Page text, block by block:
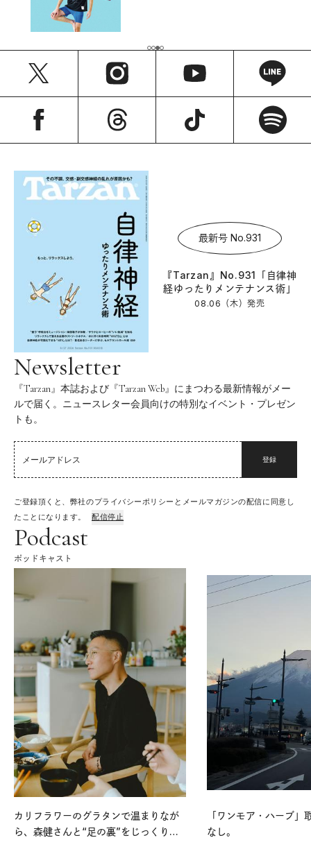
最新号 No.931
『Tarzan』No.931「自律神
経ゆったりメンテナンス術」
08.06（木）発売
Newsletter
『Tarzan』本誌および『Tarzan Web』にまつわる最新情報がメー
ルで届く。ニュースレター会員向けの特別なイベント・プレゼン
トも。
登録
ご登録頂くと、弊社のプライバシーポリシーとメールマガジンの配信に同意し
たことになります。
配信停止
Podcast
ポッドキャスト
カリフラワーのグラタンで温まりなが
ら、森健さんと“足の裏”をじっくり考
「ワンモア・ハーブ」
なし。